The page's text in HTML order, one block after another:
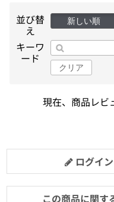
並び替
え
新しい順
キーワ
ード
クリア
現在、商品レビ
ログイ
この商品に関す